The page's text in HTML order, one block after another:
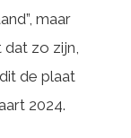
maar
zo zijn,
de plaat
2024.